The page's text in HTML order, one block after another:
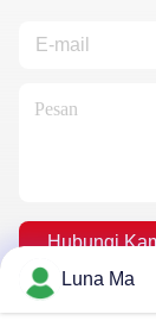
Hubungi
Luna Ma